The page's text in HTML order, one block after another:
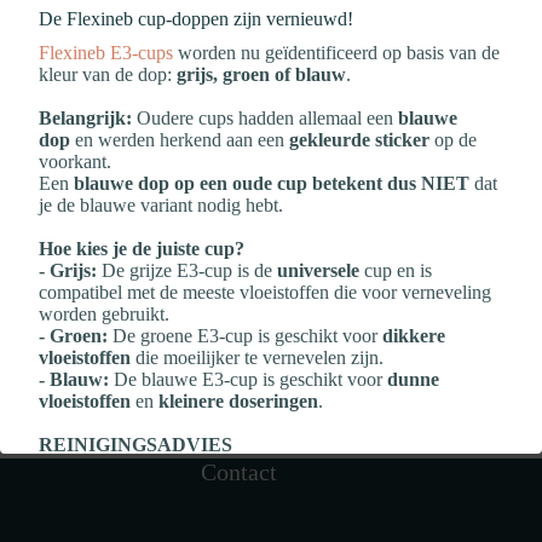
De Flexineb cup‑doppen zijn vernieuwd!
Flexineb E3‑cups worden nu geïdentificeerd op basis van de
kleur van de dop: grijs, groen of blauw.
Belangrijk: Oudere cups hadden allemaal een blauwe
dop en werden herkend aan een gekleurde sticker op de
voorkant.
Een blauwe dop op een oude cup betekent dus NIET dat
je de blauwe variant nodig hebt.
Hoe kies je de juiste cup?
- Grijs: De grijze E3‑cup is de universele cup en is
compatibel met de meeste vloeistoffen die voor verneveling
worden gebruikt.
- Groen: De groene E3‑cup is geschikt voordikkere
vloeistoffen die moeilijker te vernevelen zijn.
- Blauw: De blauwe E3‑cup is geschikt voordunne
vloeistoffen en kleinere doseringen.
REINIGINGSADVIES
Zeker wanneer er veel medicatie wordt gebruikt, is het
Solheds Derma13 Zinc Solution
€ 21,30
Toevoegen aan winkelwagen
Contact